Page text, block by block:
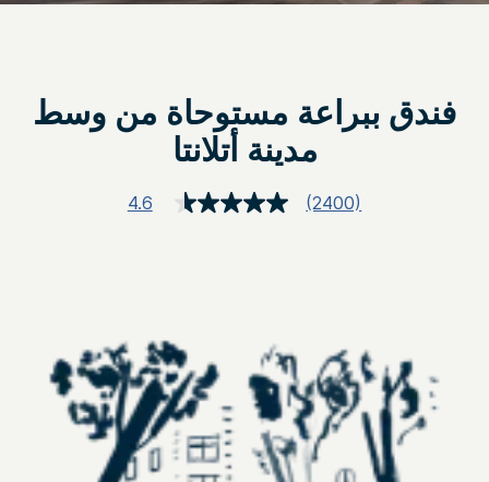
فندق ببراعة مستوحاة من وسط
مدينة أتلانتا
4.6
قراءة(2400)